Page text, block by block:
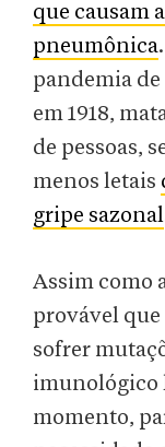
que causam
pneumônica
pandemia
em 1918,
de pessoas,
menos letais
gripe sazonal
Assim como
provável
sofrer
imunológico
momento,